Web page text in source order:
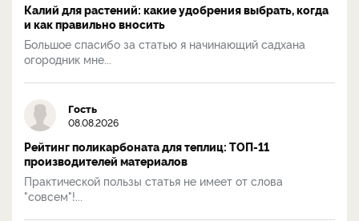
Калий для растений: какие удобрения выбрать, когда
и как правильно вносить
Большое спасибо за статью я начинающий садхана
огородник мне...
Гость
08.08.2026
Рейтинг поликарбоната для теплиц: ТОП-11
производителей материалов
Практической пользы статья не имеет от слова
"совсем"!...